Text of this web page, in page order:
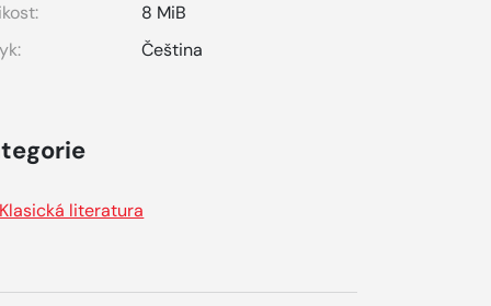
8 MiB
Čeština
Klasická literatura